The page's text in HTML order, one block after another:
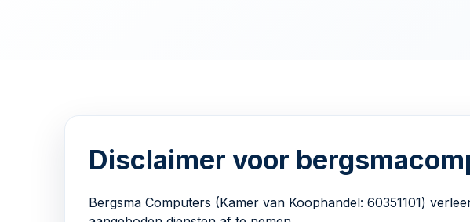
Disclaimer voor
Bergsma Computers (Kamer van Koophandel: 60351101)